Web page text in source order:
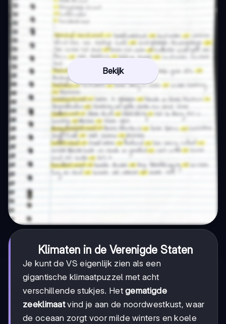
Bekijk
Klimaten in de Verenigde Staten
Je kunt de VS eigenlijk zien als een
gigantische klimaatpuzzel met acht
verschillende stukjes. Hetgematigde
zeeklimaatvind je aan de noordwestkust, waar
de oceaan zorgt voor milde winters en koele